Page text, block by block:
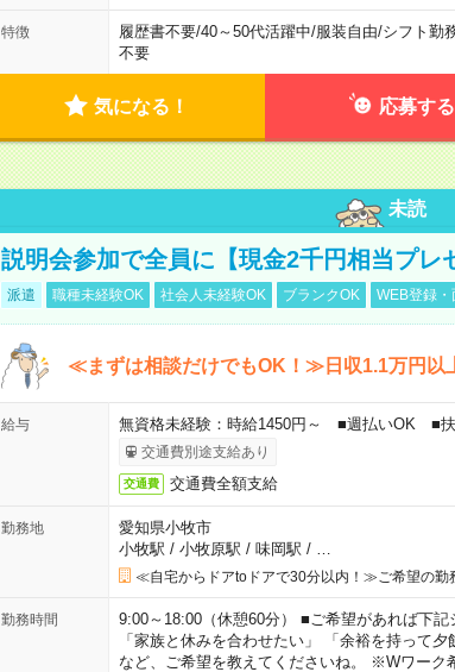
特徴 履歴書不要/40～50代活躍中/服装自由/シフト勤
不要
気になる！ 応募する
未読
説明会参加で全員に【現金2千円相当プレ
派遣 職種未経験OK 社会人未経験OK ブランクOK WEB登録・
≪まずは相談だけでもOK！≫日収1.1万円以
給与 無資格未経験：時給1450円～ ■週払いOK ■
交通費別途支給あり
交通費 交通費全額支給
勤務地
愛知県小牧市
小牧駅 / 小牧原駅 / 味岡駅 /
≪自宅からドアtoドアで30分以内！≫ご希望の勤
勤務時間
9:00～18:00（休憩60分） ■ご希望があれば下
「家族と休みを合わせたい」 「余裕を持って
など、ご希望を教えてくださいね。 ※Wワーク